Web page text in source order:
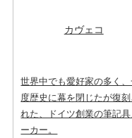
カヴェコ
世界中でも愛好家の多く、
度歴史に幕を閉じたが復刻
れた、ドイツ創業の筆記具
ーカー。